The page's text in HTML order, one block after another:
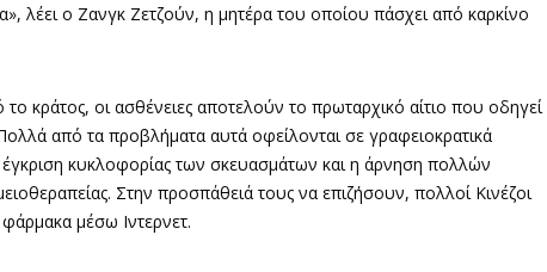
λέει ο Ζανγκ Ζετζούν, η μητέρα του οποίου πάσχει από καρκίνο
κράτος, οι ασθένειες αποτελούν το πρωταρχικό αίτιο που οδηγεί
από τα προβλήματα αυτά οφείλονται σε γραφειοκρατικά
κυκλοφορίας των σκευασμάτων και η άρνηση πολλών
Στην προσπάθειά τους να επιζήσουν, πολλοί Κινέζοι
μέσω Ιντερνετ.